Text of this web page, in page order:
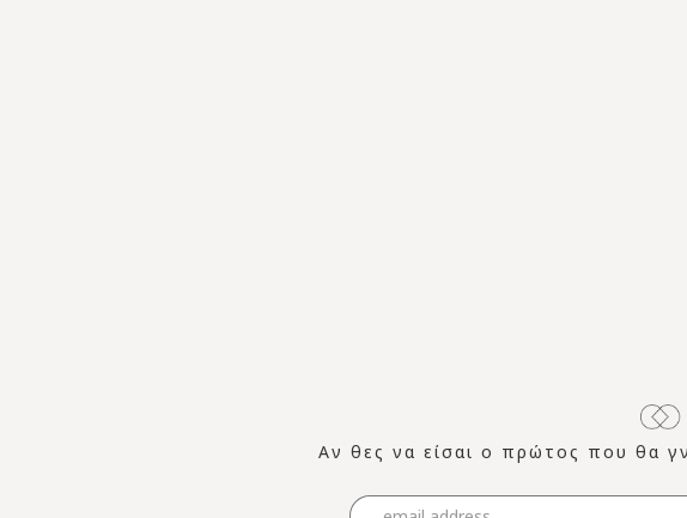
Αν θες να είσαι ο πρώτος που θα